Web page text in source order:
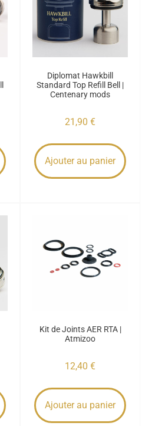
Diplomat Hawkbill
Standard Top Refill Bell |
Centenary mods
21,90 €
Ajouter au panier
Kit de Joints AER RTA |
Atmizoo
12,40 €
Ajouter au panier